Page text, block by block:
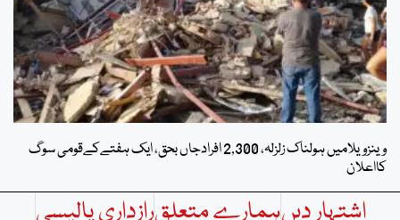
وینزویلامیں ہولناک زلزلہ، 2,300 افرادجاں بحق، ایک ہفتےکےقومی سوگ
کااعلان
اشتہار دیںہمارے متعلقرازداری پالیسی